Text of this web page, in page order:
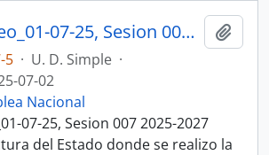
005_S-D_Video_01-07-25, Sesion 007 Justicia y Estructura del Estado
5 · U. D. Simple ·
07-02
Nacional
07-25, Sesion 007 2025-2027
del Estado donde se realizo la